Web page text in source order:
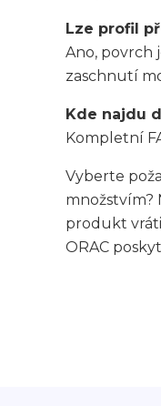
Lze profil
Ano, povrch
zaschnutí
Kde najdu
Kompletní
Vyberte
množstvím?
produkt
ORAC